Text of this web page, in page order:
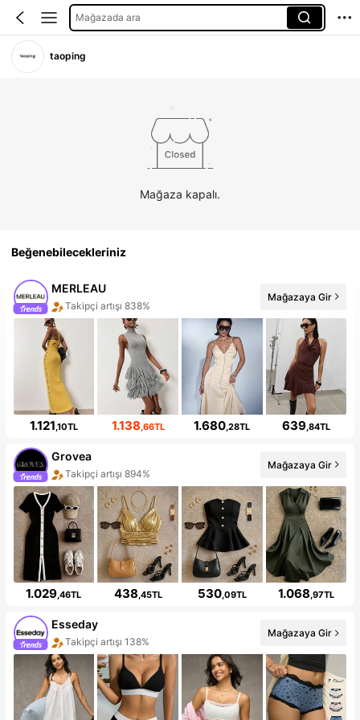
Mağazada ara
taoping
Mağaza kapalı.
Beğenebilecekleriniz
MERLEAU
Takipçi artışı 838%
Mağazaya Gir
1.121 ,10TL 1.138 ,66TL 1.680 ,28TL 639 ,84TL
Grovea
Takipçi artışı 894%
Mağazaya Gir
1.029 ,46TL 438 ,45TL 530,09TL 1.068 ,97TL
Esseday
Takipçi artışı 138%
Mağazaya Gir